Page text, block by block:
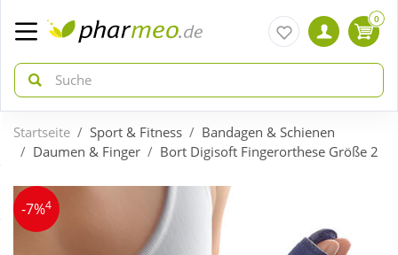
zurück
ÜBERSICHT AKTIONEN
zurück
ÜBERSICHT KATEGORIEN
0
Startseite Sport & Fitness
Bandagen & Schienen
Daumen & Finger
Bort Digisoft Fingerorthese Größe 2
-7%4